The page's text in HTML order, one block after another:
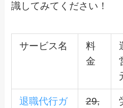
識してみてください！
サービス名
料
金
退職代行ガ
29,